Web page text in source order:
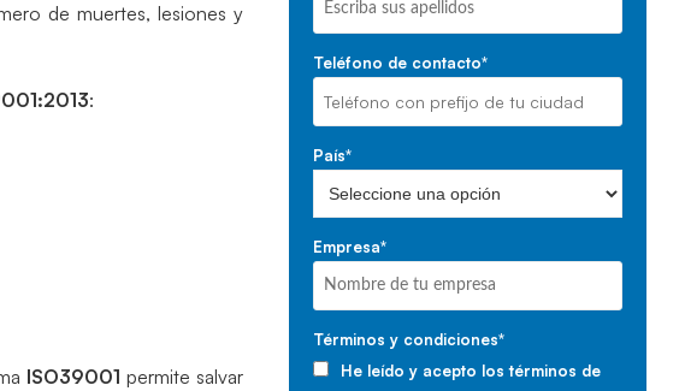
de muertes, lesiones y
:
ISO39001 permite salvar
Teléfono de contacto*
País*
Empresa*
Términos y condiciones*
He leído y acepto lostérminos de